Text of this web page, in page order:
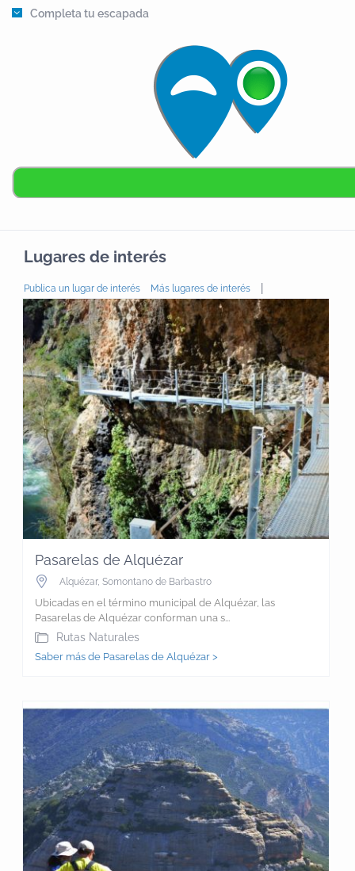
Completa tu escapada
Lugares de interés
Publica un lugar de interés Más lugares de interés
Pasarelas de Alquézar
Alquézar, Somontano de Barbastro
Ubicadas en el término municipal de Alquézar, las
Pasarelas de Alquézar conforman una s...
Rutas Naturales
Saber más de Pasarelas de Alquézar >